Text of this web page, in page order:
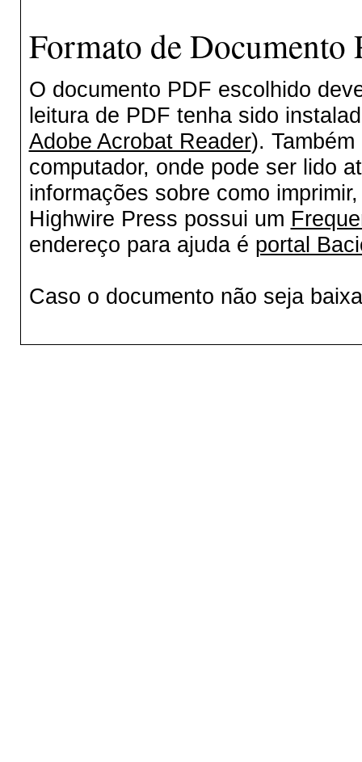
Formato de
O documento PDF escolhido
leitura de PDF tenha sido
Adobe Acrobat Reader).
computador, onde pode ser lido
informações sobre como
Highwire Press possui um
endereço para ajuda é portal
Caso o documento não seja